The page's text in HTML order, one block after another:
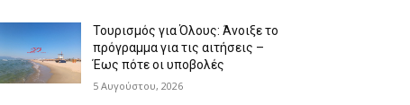
Τουρισμός για Όλους: Άνοιξε το
πρόγραμμα για τις αιτήσεις –
Έως πότε οι υποβολές
5 Αυγούστου, 2026